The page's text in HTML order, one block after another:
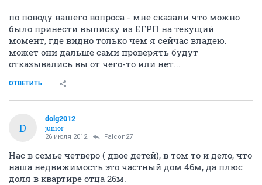
по поводу вашего вопроса - мне сказали что можно
было принести выписку из ЕГРП на текущий
момент, где видно только чем я сейчас владею.
может они дальше сами проверять будут
отказывались вы от чего-то или нет...
ОТВЕТИТЬ
D
dolg2012
junior
26 июля 2012 Falcon27
Нас в семье четверо ( двое детей), в том то и дело, что
наша недвижимость это частный дом 46м, да плюс
доля в квартире отца 26м.